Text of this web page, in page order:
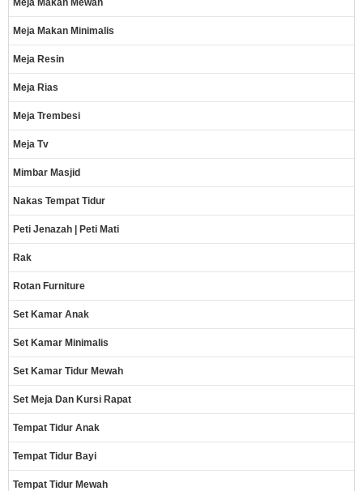
Meja Makan Mewah
Meja Makan Minimalis
Meja Resin
Meja Rias
Meja Trembesi
Meja Tv
Mimbar Masjid
Nakas Tempat Tidur
Peti Jenazah | Peti Mati
Rak
Rotan Furniture
Set Kamar Anak
Set Kamar Minimalis
Set Kamar Tidur Mewah
Set Meja Dan Kursi Rapat
Tempat Tidur Anak
Tempat Tidur Bayi
Tempat Tidur Mewah